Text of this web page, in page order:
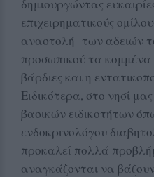
δημιουργώντας
επιχειρηματικούς
αναστολή των αδειών
προσωπικού τα κομμένα
βάρδιες και η
Ειδικότερα, στο νησί
βασικών ειδικοτήτων
ενδοκρινολόγου
προκαλεί πολλά
αναγκάζονται να